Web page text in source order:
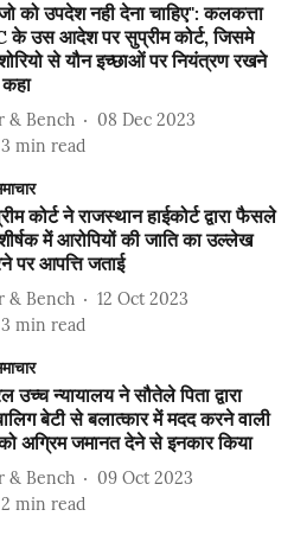
को उपदेश नही देना चाहिए": कलकत्ता
के उस आदेश पर सुप्रीम कोर्ट, जिसमे
से यौन इच्छाओं पर नियंत्रण रखने
& Bench
08 Dec 2023
3 min read
कोर्ट ने राजस्थान हाईकोर्ट द्वारा फैसले
में आरोपियों की जाति का उल्लेख
पर आपत्ति जताई
& Bench
12 Oct 2023
3 min read
उच्च न्यायालय ने सौतेले पिता द्वारा
बेटी से बलात्कार में मदद करने वाली
अग्रिम जमानत देने से इनकार किया
& Bench
09 Oct 2023
2 min read